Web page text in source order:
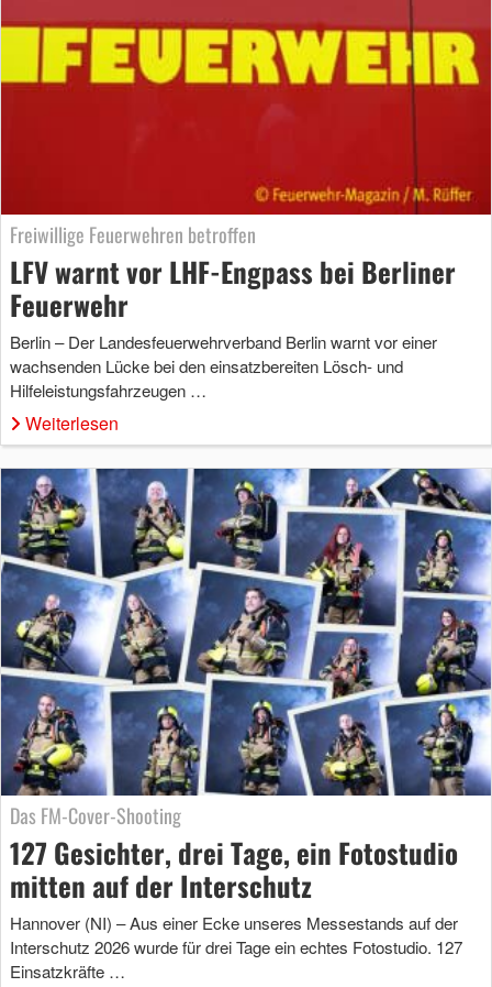
Freiwillige Feuerwehren betroffen
LFV warnt vor LHF-Engpass bei Berliner
Feuerwehr
Berlin – Der Landesfeuerwehrverband Berlin warnt vor einer
wachsenden Lücke bei den einsatzbereiten Lösch- und
Hilfeleistungsfahrzeugen …
Weiterlesen
Das FM-Cover-Shooting
127 Gesichter, drei Tage, ein Fotostudio
mitten auf der Interschutz
Hannover (NI) – Aus einer Ecke unseres Messestands auf der
Interschutz 2026 wurde für drei Tage ein echtes Fotostudio. 127
Einsatzkräfte …